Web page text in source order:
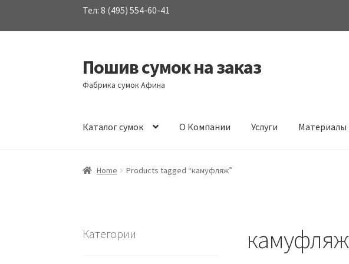
Тел: 8 (495) 554-60-41
Перейти
к
навигации
Перейти
к
содержимому
Пошив сумок на заказ
Фабрика сумок Афина
Каталог сумок О Компании Услуги Материалы
Home Products tagged “камуфляж”
камуфляж
Категории